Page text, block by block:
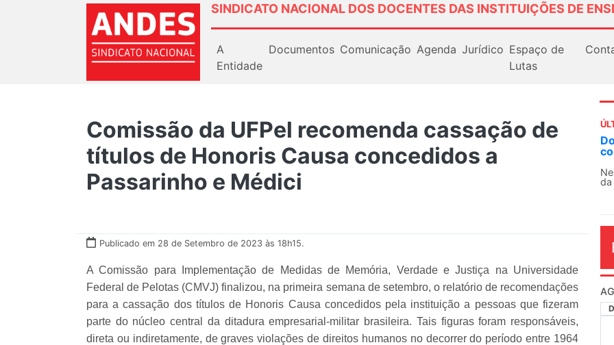
SINDICATO NACIONAL DOS DOCENTES DAS INSTITUIÇÕES DE
A
Entidade
Documentos Comunicação Agenda Jurídico Espaço de
Lutas
Comissão da UFPel recomenda cassação de
títulos de Honoris Causa concedidos a
Passarinho e Médici
Publicado em 28 de Setembro de 2023 às 18h15.
A Comissão para Implementação de Medidas de Memória, Verdade e Justiça na Universidade
Federal de Pelotas (CMVJ) finalizou, na primeira semana de setembro, o relatório de recomendações
para a cassação dos títulos de Honoris Causa concedidos pela instituição a pessoas que fizeram
parte do núcleo central da ditadura empresarial-militar brasileira. Tais figuras foram responsáveis,
direta ou indiretamente, de graves violações de direitos humanos no decorrer do período entre 1964
O